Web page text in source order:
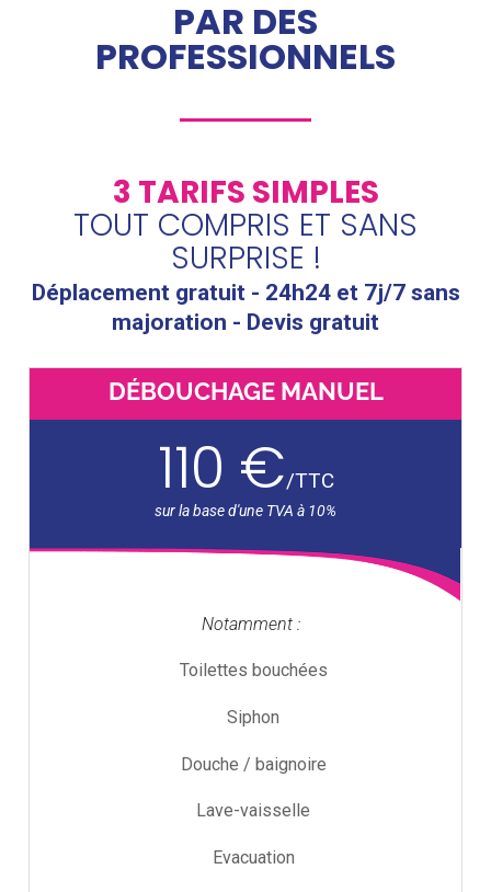
PAR DES
PROFESSIONNELS
3 TARIFS SIMPLES
TOUT COMPRIS ET SANS
SURPRISE !
Déplacement gratuit - 24h24 et 7j/7 sans
majoration - Devis gratuit
DÉBOUCHAGE MANUEL
110 €/TTC
Notamment :
Toilettes bouchées
Siphon
Douche / baignoire
Lave-vaisselle
Evacuation